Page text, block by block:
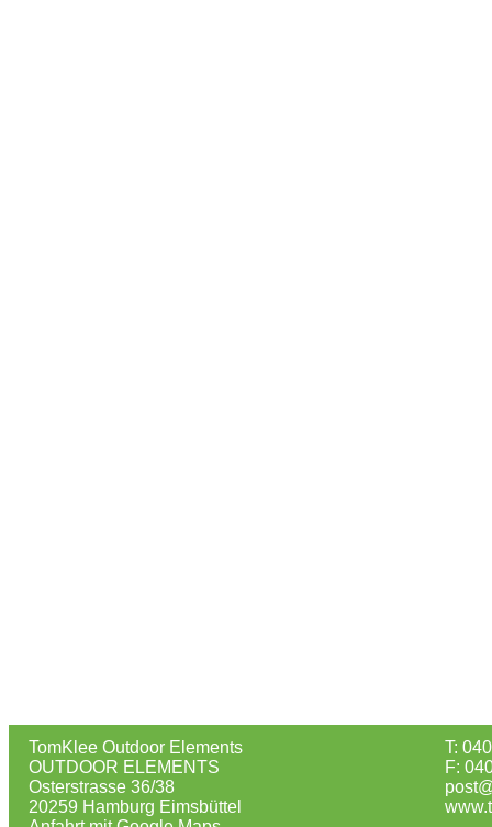
TomKlee Outdoor Elements
OUTDOOR ELEMENTS
Osterstrasse 36/38
20259 Hamburg Eimsbüttel
T:
F: